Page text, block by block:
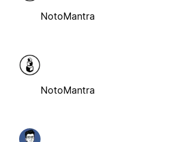
NotoMantra
NotoMantra